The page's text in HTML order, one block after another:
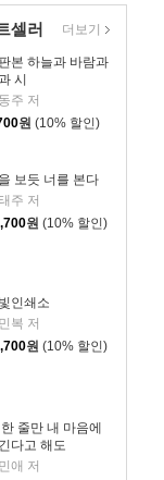
셀러
본 하늘과 바람과
시
주 저
원 (10% 할인)
보듯 너를 본다
주 저
원 (10% 할인)
인쇄소
복 저
원 (10% 할인)
줄만 내 마음에
다고 해도
애 저
더보기